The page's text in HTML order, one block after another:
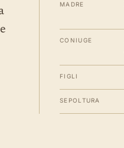
MADRE
CONIUGE
FIGLI
SEPOLTURA